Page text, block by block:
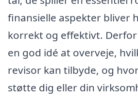
finansielle aspekter bliver
korrekt og effektivt.
en god idé at overveje,
revisor kan tilbyde, og
støtte dig eller din